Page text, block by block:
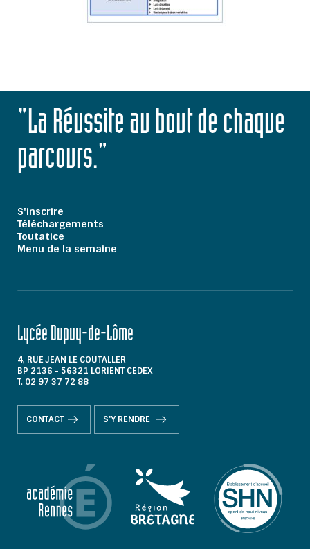
"La Réussite au bout de chaque
parcours."
S'inscrire
Téléchargements
Toutatice
Menu de la semaine
Lycée Dupuy-de-Lôme
4, RUE JEAN LE COUTALLER
BP 2136 - 56321 LORIENT CEDEX
T. 02 97 37 72 88
CONTACT S'Y RENDRE